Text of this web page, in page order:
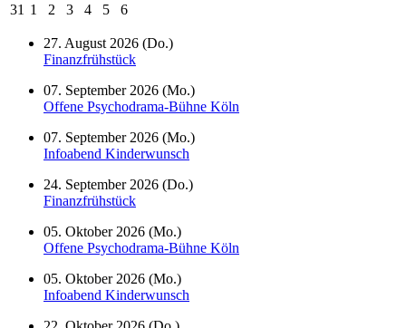
31 1 2 3 4 5 6
27. August 2026 (Do.)
Finanzfrühstück
07. September 2026 (Mo.)
Offene Psychodrama-Bühne Köln
07. September 2026 (Mo.)
Infoabend Kinderwunsch
24. September 2026 (Do.)
Finanzfrühstück
05. Oktober 2026 (Mo.)
Offene Psychodrama-Bühne Köln
05. Oktober 2026 (Mo.)
Infoabend Kinderwunsch